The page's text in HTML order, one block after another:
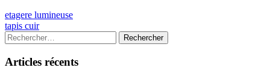
Navigation
de
l’article
Previous
article:
etagere lumineuse
Next
article:
tapis cuir
Colonne
latérale
principale
Rechercher :
Articles récents